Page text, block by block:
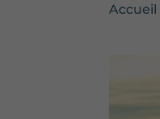
Accueil